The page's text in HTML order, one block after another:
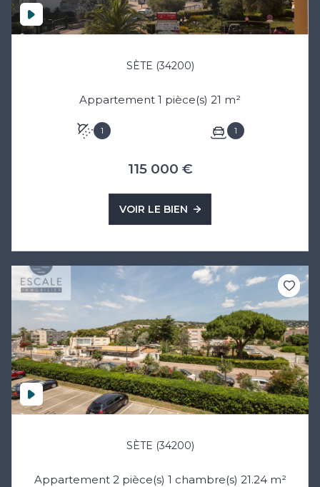
SÈTE (34200)
Appartement 1 pièce(s) 21 m²
1 1
115 000 €
VOIR LE BIEN
SÈTE (34200)
Appartement 2 pièce(s) 1 chambre(s) 21.24 m²